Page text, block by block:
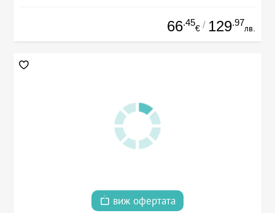
66.45
€ / 129.97
лв.
виж офертата